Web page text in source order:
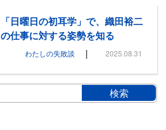
「日曜日の初耳学」で、織田裕二
の仕事に対する姿勢を知る
わたしの失敗談 | 2025.08.31